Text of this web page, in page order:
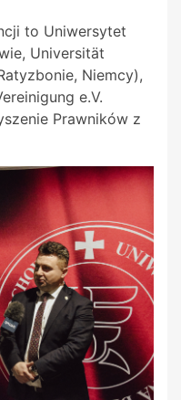
to Uniwersytet
Universität
Niemcy),
e.V.
Prawników z